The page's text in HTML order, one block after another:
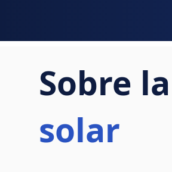
Sobre la
solar